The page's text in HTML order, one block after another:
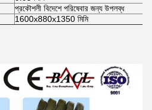
প্রকৌশলী বিদেশে পরিষেবার জন্য উপলব্ধ
1600x880x1350 মিমি